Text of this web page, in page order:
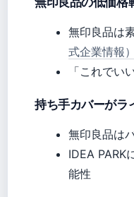
無印良品は
式企業情報）
「これでい
持ち手カバーがラ
無印良品は
IDEA PARK
能性